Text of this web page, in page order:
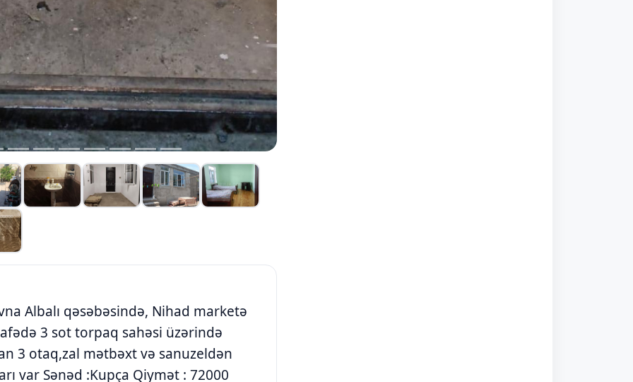
Albalı qəsəbəsində, Nihad marketə
3 sot torpaq sahəsi üzərində
3 otaq,zal mətbəxt və sanuzeldən
var Sənəd :Kupça Qiymət : 72000